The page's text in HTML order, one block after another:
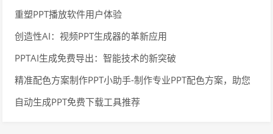
重塑PPT播放软件用户体验
创造性AI：视频PPT生成器的革新应用
PPTAI生成免费导出：智能技术的新突破
精准配色方案制作PPT小助手-制作专业PPT配色方案，助您
展示出色
自动生成PPT免费下载工具推荐